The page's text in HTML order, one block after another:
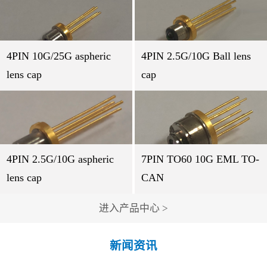
4PIN 10G/25G aspheric
lens cap
4PIN 2.5G/10G Ball lens
cap
4PIN 2.5G/10G aspheric
lens cap
7PIN TO60 10G EML TO-
CAN
进入产品中心 >
新闻资讯